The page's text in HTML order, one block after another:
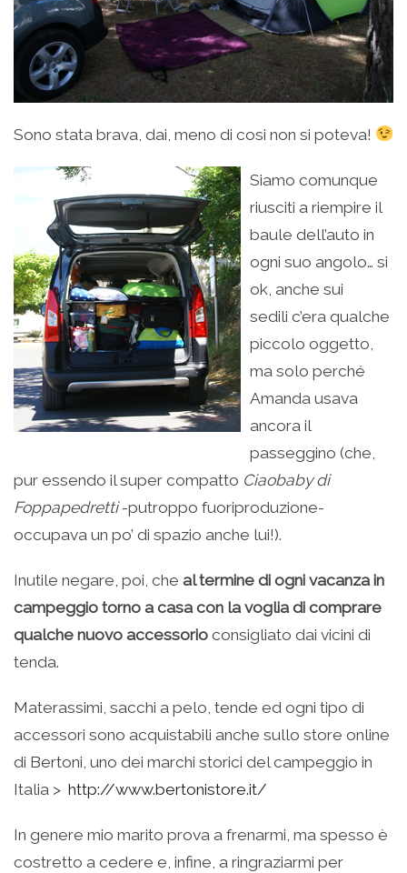
Sono stata brava, dai, meno di cosi non si poteva!
Siamo comunque
riusciti a riempire il
baule dell’auto in
ogni suo angolo… si
ok, anche sui
sedili c’era qualche
piccolo oggetto,
ma solo perché
Amanda usava
ancora il
passeggino (che,
pur essendo il super compatto Ciaobaby di
Foppapedretti-putroppo fuoriproduzione-
occupava un po’ di spazio anche lui!).
Inutile negare, poi, che al termine di ogni vacanza in
campeggio torno a casa con la voglia di comprare
qualche nuovo accessorio consigliato dai vicini di
tenda.
Materassimi, sacchi a pelo, tende ed ogni tipo di
accessori sono acquistabili anche sullo store online
di Bertoni, uno dei marchi storici del campeggio in
Italia > http://www.bertonistore.it/
In genere mio marito prova a frenarmi, ma spesso è
costretto a cedere e, infine, a ringraziarmi per